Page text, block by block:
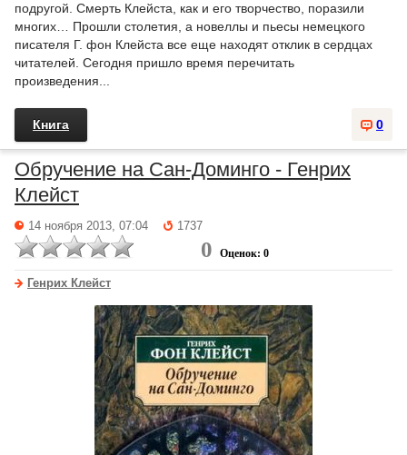
подругой. Смерть Клейста, как и его творчество, поразили
многих… Прошли столетия, а новеллы и пьесы немецкого
писателя Г. фон Клейста все еще находят отклик в сердцах
читателей. Сегодня пришло время перечитать
произведения...
0
Книга
Обручение на Сан-Доминго - Генрих
Клейст
14 ноября 2013, 07:04 1737
0 Оценок: 0
Генрих Клейст